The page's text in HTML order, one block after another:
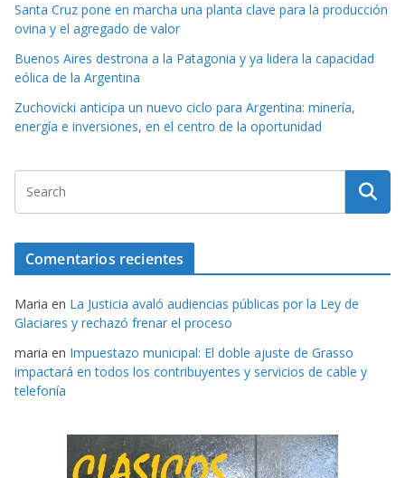
Santa Cruz pone en marcha una planta clave para la producción
ovina y el agregado de valor
Buenos Aires destrona a la Patagonia y ya lidera la capacidad
eólica de la Argentina
Zuchovicki anticipa un nuevo ciclo para Argentina: minería,
energía e inversiones, en el centro de la oportunidad
Comentarios recientes
Maria en La Justicia avaló audiencias públicas por la Ley de
Glaciares y rechazó frenar el proceso
maria en Impuestazo municipal: El doble ajuste de Grasso
impactará en todos los contribuyentes y servicios de cable y
telefonía